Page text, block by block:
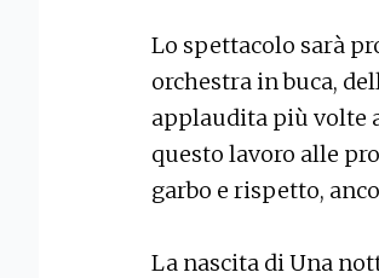
Lo spettacolo sarà
orchestra in buca,
applaudita più volte
questo lavoro alle
garbo e rispetto,
La nascita di Una